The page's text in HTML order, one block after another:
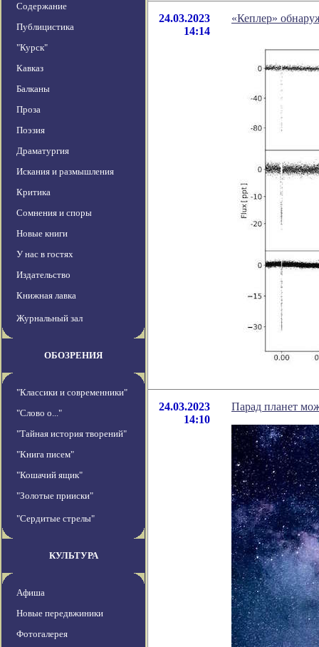
Содержание
Публицистика
"Курск"
Кавказ
Балканы
Проза
Поэзия
Драматургия
Искания и размышления
Критика
Сомнения и споры
Новые книги
У нас в гостях
Издательство
Книжная лавка
Журнальный зал
ОБОЗРЕНИЯ
"Классики и современники"
"Слово о..."
"Тайная история творений"
"Книга писем"
"Кошачий ящик"
"Золотые прииски"
"Сердитые стрелы"
КУЛЬТУРА
Афиша
Новые передвжиники
Фотогалерея
24.03.2023
14:14
«Кеплер»
24.03.2023
14:10
Парад планет